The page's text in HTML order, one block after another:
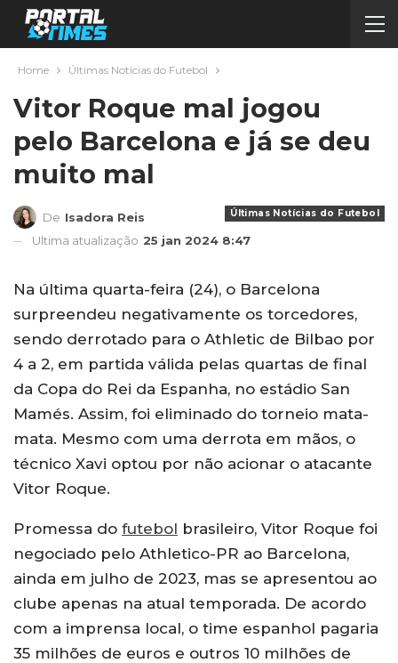
Home Últimas Notícias do Futebol
Vitor Roque mal jogou
pelo Barcelona e já se deu
muito mal
Últimas Notícias do Futebol
De Isadora Reis
Ultima atualização 25 jan 2024 8:47
Na última quarta-feira (24), o Barcelona
surpreendeu negativamente os torcedores,
sendo derrotado para o Athletic de Bilbao por
4 a 2, em partida válida pelas quartas de final
da Copa do Rei da Espanha, no estádio San
Mamés. Assim, foi eliminado do torneio mata-
mata. Mesmo com uma derrota em mãos, o
técnico Xavi optou por não acionar o atacante
Vitor Roque.
Promessa do futebol brasileiro, Vitor Roque foi
negociado pelo Athletico-PR ao Barcelona,
ainda em julho de 2023, mas se apresentou ao
clube apenas na atual temporada. De acordo
com a imprensa local, o time espanhol pagaria
35 milhões de euros e outros 10 milhões de